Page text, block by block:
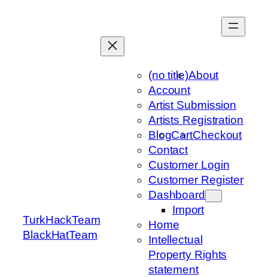
TurkHackTeam
BlackHatTeam
(no title)About
Account
Artist Submission
Artists Registration
BlogCartCheckout
Contact
Customer Login
Customer Register
Dashboard
Import
Home
Intellectual
Property Rights
statement